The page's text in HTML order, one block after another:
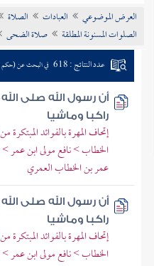
تراجم الأعلام
العرض الموضوعي العبادات الصلاة
الصلوات المسنونة المطلقة
صلاة الضحى
عدد النتائج : 618 في البحث عن
أن رسول الله صلى
راكبا وماشيا
إتحاف المهرة بالفوائد
الخطاب > نافع مولى ابن
عمر بن الخطاب العمري
أن رسول الله صلى
راكبا وماشيا
إتحاف المهرة بالفوائد
الخطاب > نافع مولى ابن عمر